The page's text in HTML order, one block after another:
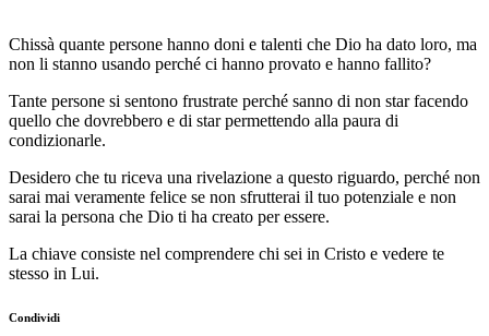
Chissà quante persone hanno doni e talenti che Dio ha dato loro, ma
non li stanno usando perché ci hanno provato e hanno fallito?
Tante persone si sentono frustrate perché sanno di non star facendo
quello che dovrebbero e di star permettendo alla paura di
condizionarle.
Desidero che tu riceva una rivelazione a questo riguardo, perché non
sarai mai veramente felice se non sfrutterai il tuo potenziale e non
sarai la persona che Dio ti ha creato per essere.
La chiave consiste nel comprendere chi sei in Cristo e vedere te
stesso in Lui.
Condividi